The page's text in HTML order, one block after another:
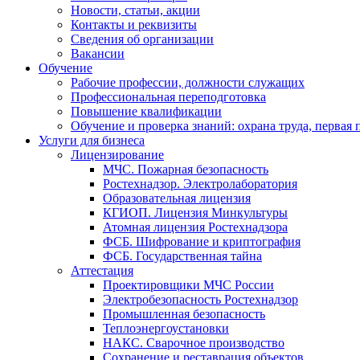
Новости, статьи, акции
Контакты и реквизиты
Сведения об организации
Вакансии
Обучение
Рабочие профессии, должности служащих
Профессиональная переподготовка
Повышение квалификации
Обучение и проверка знаний: охрана труда,
Услуги для бизнеса
Лицензирование
МЧС. Пожарная безопасность
Ростехнадзор. Электролаборатория
Образовательная лицензия
КГИОП. Лицензия Минкультуры
Атомная лицензия Ростехнадзора
ФСБ. Шифрование и криптография
ФСБ. Государственная тайна
Аттестация
Проектировщики МЧС России
Электробезопасность Ростехнадзор
Промышленная безопасность
Теплоэнергоустановки
НАКС. Сварочное производство
Сохранение и реставрация объектов